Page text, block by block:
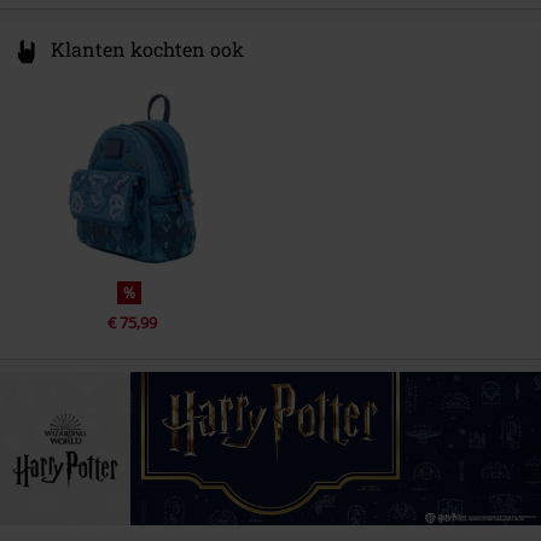
Klanten kochten ook
%
€ 75,99